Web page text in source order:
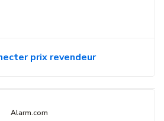
prix revendeur
Alarm.com